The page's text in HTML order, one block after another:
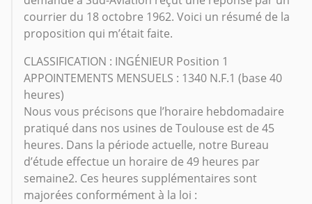
courrier du 18 octobre 1962. Voici un résumé de la
proposition qui m’était faite.
CLASSIFICATION : INGÉNIEUR Position 1
APPOINTEMENTS MENSUELS : 1340 N.F.1 (base 40
heures)
Nous vous précisons que l’horaire hebdomadaire
pratiqué dans nos usines de Toulouse est de 45
heures. Dans la période actuelle, notre Bureau
d’étude effectue un horaire de 49 heures par
semaine2. Ces heures supplémentaires sont
majorées conformément à la loi :